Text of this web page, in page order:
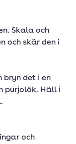
Skala och
och skär den i
bryn det i en
purjolök. Häll i
och